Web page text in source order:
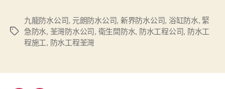
Tags
九龍防水公司, 元朗防水公司, 新界防水公司, 浴缸防水, 緊
急防水, 荃灣防水公司, 衛生間防水, 防水工程公司, 防水工
程施工, 防水工程荃灣